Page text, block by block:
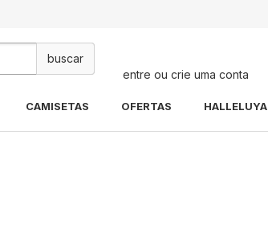
entre ou crie uma conta
CAMISETAS OFERTAS HALLELUYA